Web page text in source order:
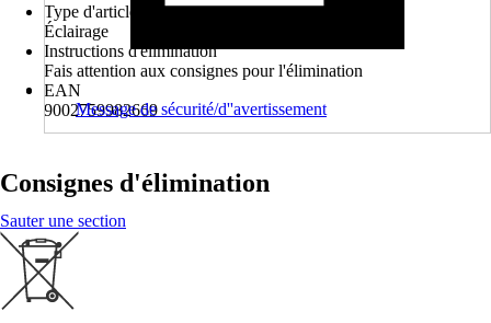
Type d'article
Éclairage
Instructions d'élimination
Fais attention aux consignes pour l'élimination
EAN
9002759982669
Message de sécurité/d''avertissement
Consignes d'élimination
Sauter une section